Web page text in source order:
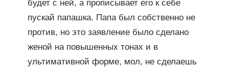
будет с ней, а прописывает его к себе
пускай папашка. Папа был собственно не
против, но это заявление было сделано
женой на повышенных тонах и в
ультимативной форме, мол, не сделаешь